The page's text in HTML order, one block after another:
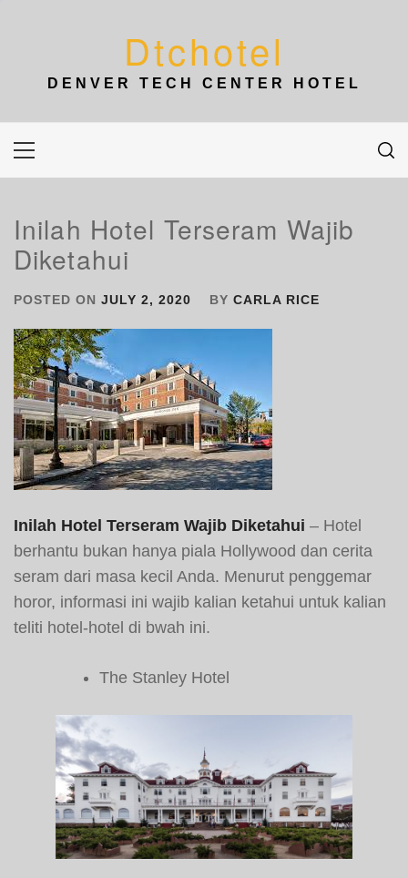
Dtchotel
DENVER TECH CENTER HOTEL
Primary
Menu
Inilah Hotel Terseram Wajib
Diketahui
POSTED ON JULY 2, 2020 BY CARLA RICE
Inilah Hotel Terseram Wajib Diketahui – Hotel
berhantu bukan hanya piala Hollywood dan cerita
seram dari masa kecil Anda. Menurut penggemar
horor, informasi ini wajib kalian ketahui untuk kalian
teliti hotel-hotel di bwah ini.
The Stanley Hotel